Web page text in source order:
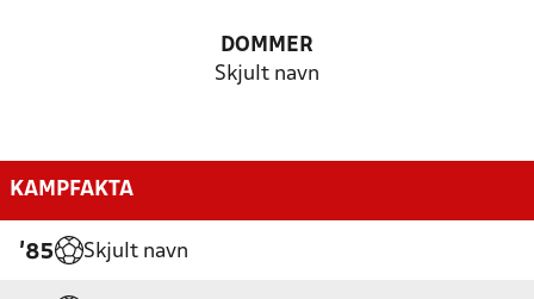
DOMMER
Skjult navn
KAMPFAKTA
'85 Skjult navn